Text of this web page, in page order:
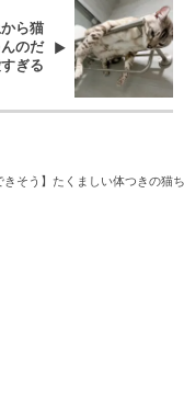
ら猫
のだ
ぎる
きそう】たくましい体つきの